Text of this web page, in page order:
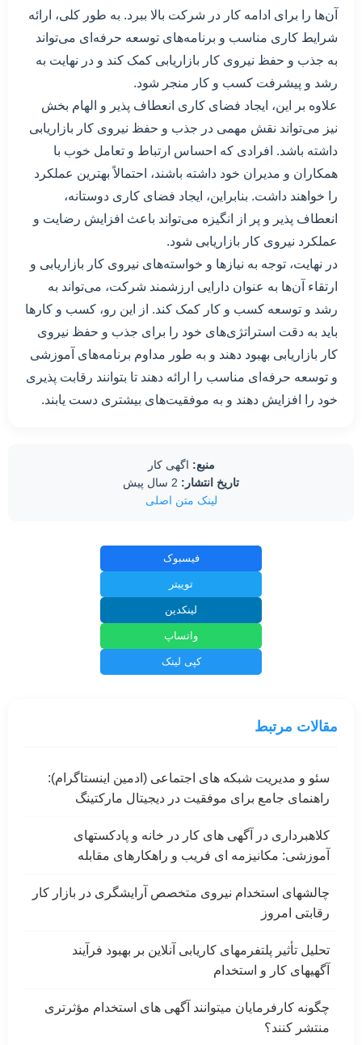
آن‌ها را برای ادامه کار در شرکت بالا ببرد. به طور کلی، ارائه
شرایط کاری مناسب و برنامه‌های توسعه حرفه‌ای می‌تواند
به جذب و حفظ نیروی کار بازاریابی کمک کند و در نهایت به
رشد و پیشرفت کسب و کار منجر شود.
علاوه بر این، ایجاد فضای کاری انعطاف پذیر و الهام بخش
نیز می‌تواند نقش مهمی در جذب و حفظ نیروی کار بازاریابی
داشته باشد. افرادی که احساس ارتباط و تعامل خوب با
همکاران و مدیران خود داشته باشند، احتمالاً بهترین عملکرد
را خواهند داشت. بنابراین، ایجاد فضای کاری دوستانه،
انعطاف پذیر و پر از انگیزه می‌تواند باعث افزایش رضایت و
عملکرد نیروی کار بازاریابی شود.
در نهایت، توجه به نیازها و خواسته‌های نیروی کار بازاریابی و
ارتقاء آن‌ها به عنوان دارایی ارزشمند شرکت، می‌تواند به
رشد و توسعه کسب و کار کمک کند. از این رو، کسب و کارها
باید به دقت استراتژی‌های خود را برای جذب و حفظ نیروی
کار بازاریابی بهبود دهند و به طور مداوم برنامه‌های آموزشی
و توسعه حرفه‌ای مناسب را ارائه دهند تا بتوانند رقابت پذیری
خود را افزایش دهند و به موفقیت‌های بیشتری دست یابند.
منبع: اگهی کار
تاریخ انتشار:
لینک متن اصلی
فیسبوک
توییتر
لینکدین
واتساپ
کپی لینک
مقالات مرتبط
سئو و مدیریت شبکه های اجتماعی (ادمین اینستاگرام):
راهنمای جامع برای موفقیت در دیجیتال مارکتینگ
کلاهبرداری در آگهی های کار در خانه و پادکستهای
آموزشی: مکانیزمه ای فریب و راهکارهای مقابله
چالشهای استخدام نیروی متخصص آرایشگری در بازار کار
رقابتی امروز
تحلیل تأثیر پلتفرمهای کاریابی آنلاین بر بهبود فرآیند
آگهیهای کار و استخدام
چگونه کارفرمایان میتوانند آگهی های استخدام مؤثرتری
منتشر کنند؟